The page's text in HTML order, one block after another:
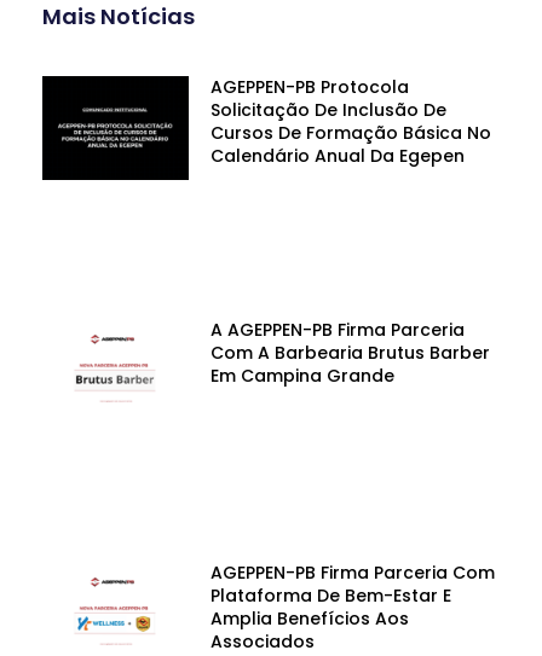
Mais Notícias
AGEPPEN-PB Protocola
Solicitação De Inclusão De
Cursos De Formação Básica No
Calendário Anual Da Egepen
A AGEPPEN-PB Firma Parceria
Com A Barbearia Brutus Barber
Em Campina Grande
AGEPPEN-PB Firma Parceria Com
Plataforma De Bem-Estar E
Amplia Benefícios Aos
Associados